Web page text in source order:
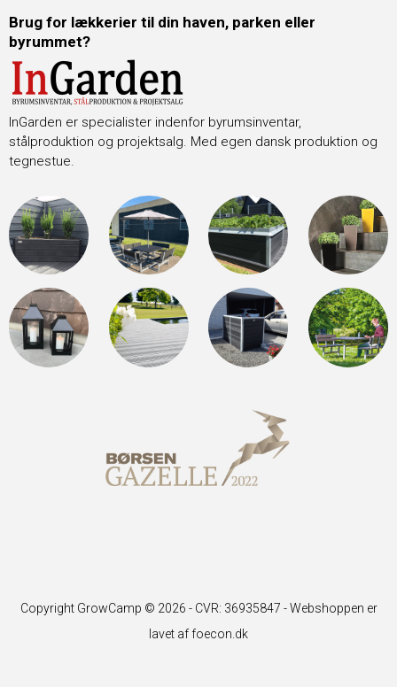
Brug for lækkerier til din haven, parken eller
byrummet?
InGarden er specialister indenfor byrumsinventar,
stålproduktion og projektsalg. Med egen dansk produktion og
tegnestue.
Copyright GrowCamp © 2026 - CVR: 36935847 -Webshoppen er
lavet af foecon.dk